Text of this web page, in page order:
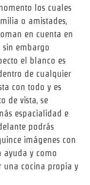
los cuales
o amistades,
en cuenta en
sin embargo
el blanco es
de cualquier
con todo y es
de vista, se
espacialidad e
podrás
imágenes con
ayuda y como
una cocina propia y